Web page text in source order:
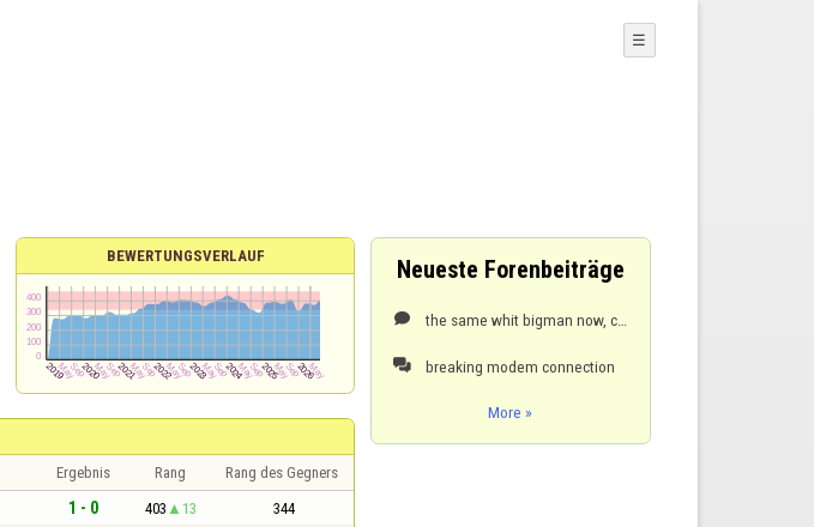
☰
BEWERTUNGSVERLAUF
Ergebnis Rang Rang des Gegners
1 - 0 403 13 344
Neueste Forenbeiträge

 breaking modem connection
More »